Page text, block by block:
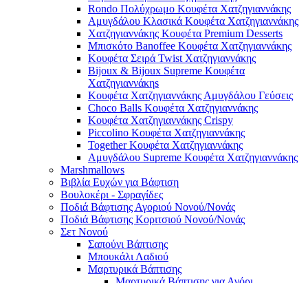
Rondo Πολύχρωμο Κουφέτα Χατζηγιαννάκης
Αμυγδάλου Κλασικά Κουφέτα Χατζηγιαννάκης
Χατζηγιαννάκης Κουφέτα Premium Desserts
Μπισκότο Banoffee Κουφέτα Χατζηγιαννάκης
Κουφέτα Σειρά Twist Χατζηγιαννάκης
Bijoux & Bijoux Supreme Κουφέτα
Χατζηγιαννάκηs
Κουφέτα Χατζηγιαννάκης Αμυγδάλου Γεύσεις
Choco Balls Κουφέτα Χατζηγιαννάκης
Κουφέτα Χατζηγιαννάκης Crispy
Piccolino Κουφέτα Χατζηγιαννάκης
Together Κουφέτα Χατζηγιαννάκης
Αμυγδάλου Supreme Κουφέτα Χατζηγιαννάκης
Marshmallows
Βιβλία Ευχών για Βάφτιση
Βουλοκέρι - Σφραγίδες
Ποδιά Βάφτισης Αγοριού Νονού/Νονάς
Ποδιά Βάφτισης Κοριτσιού Νονού/Νονάς
Σετ Νονού
Σαπούνι Βάπτισης
Μπουκάλι Λαδιού
Μαρτυρικά Βάπτισης